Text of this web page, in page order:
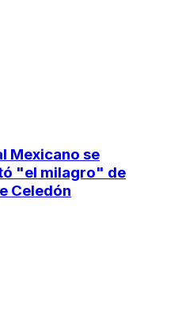
Mexicano se
"el milagro" de
Celedón